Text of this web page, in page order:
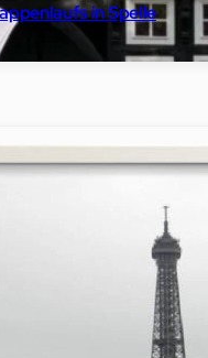
in Spelle